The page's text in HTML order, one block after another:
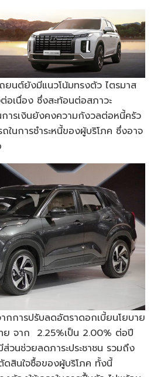
นต์ยังมีแนวโน้มทรงตัว ไตรมาส
อเนื่อง ซึ่งสะท้อนต่อสภาวะ
ารเงินยังคงความกังวลต่อหนี้ครัว
ในการชำระหนี้ของผู้บริโภค ซึ่งอาจ
กการปรับลดอัตราดอกเบี้ยนโยบาย
ทย จาก 2.25%เป็น 2.00% ต่อปี
วนช่วยลดภาระประชาชน รวมถึง
ดสินใจซื้อของผู้บริโภค ทั้งนี้